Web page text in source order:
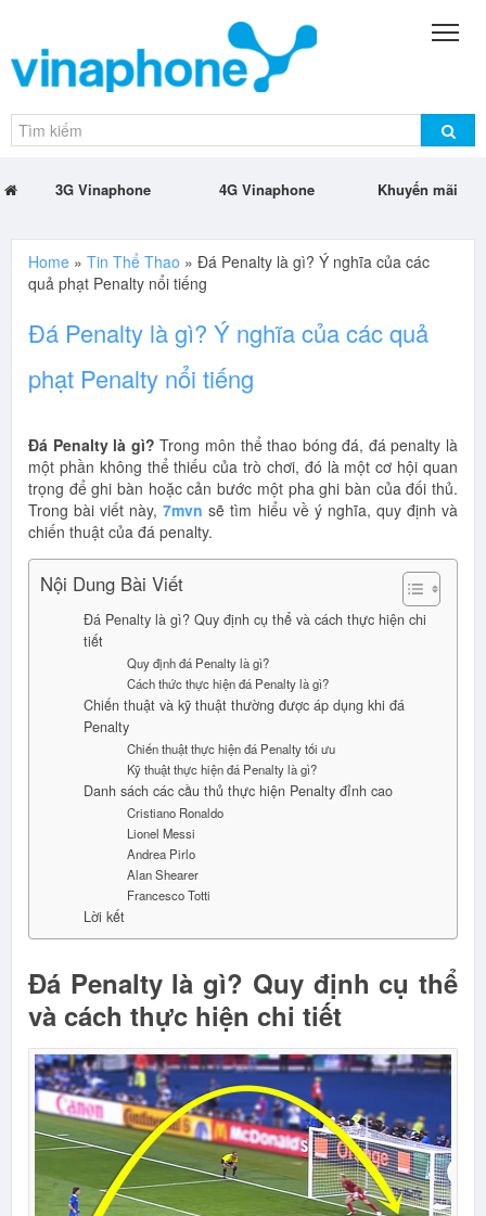
3G Vinaphone 4G Vinaphone Khuyến mãi
Home » Tin Thể Thao » Đá Penalty là gì? Ý nghĩa của các
quả phạt Penalty nổi tiếng
Đá Penalty là gì? Ý nghĩa của các quả
phạt Penalty nổi tiếng
Đá Penalty là gì?Trong môn thể thao bóng đá, đá penalty là
một phần không thể thiếu của trò chơi, đó là một cơ hội quan
trọng để ghi bàn hoặc cản bước một pha ghi bàn của đối thủ.
Trong bài viết này,7mvn sẽ tìm hiểu về ý nghĩa, quy định và
chiến thuật của đá penalty.
Nội Dung Bài Viết
Đá Penalty là gì? Quy định cụ thể và cách thực hiện chi
tiết
Quy định đá Penalty là gì?
Cách thức thực hiện đá Penalty là gì?
Chiến thuật và kỹ thuật thường được áp dụng khi đá
Penalty
Chiến thuật thực hiện đá Penalty tối ưu
Kỹ thuật thực hiện đá Penalty là gì?
Danh sách các cầu thủ thực hiện Penalty đỉnh cao
Cristiano Ronaldo
Lionel Messi
Andrea Pirlo
Alan Shearer
Francesco Totti
Lời kết
Đá Penalty là gì? Quy định cụ thể
và cách thực hiện chi tiết